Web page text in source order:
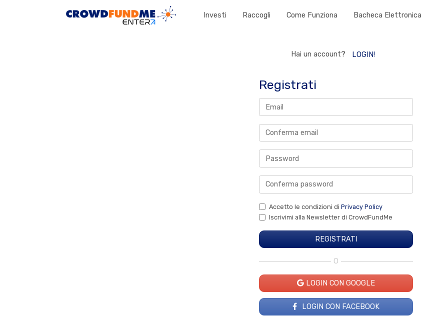
Investi Raccogli Come Funziona Bacheca Elettronica
Hai un account? LOGIN!
Registrati
Accetto le condizioni di Privacy Policy
Iscrivimi alla Newsletter di CrowdFundMe
O
LOGIN CON GOOGLE
LOGIN CON FACEBOOK